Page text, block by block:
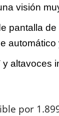
visión
pantalla de
automático
altavoces
por